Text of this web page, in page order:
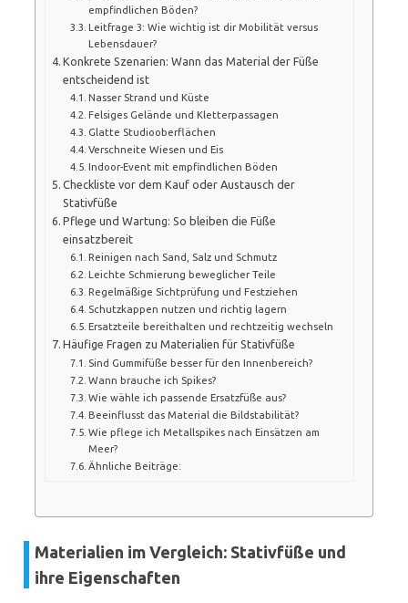
empfindlichen Böden?
Leitfrage 3: Wie wichtig ist dir Mobilität versus
Lebensdauer?
Konkrete Szenarien: Wann das Material der Füße
entscheidend ist
Nasser Strand und Küste
Felsiges Gelände und Kletterpassagen
Glatte Studiooberflächen
Verschneite Wiesen und Eis
Indoor-Event mit empfindlichen Böden
Checkliste vor dem Kauf oder Austausch der
Stativfüße
Pflege und Wartung: So bleiben die Füße
einsatzbereit
Reinigen nach Sand, Salz und Schmutz
Leichte Schmierung beweglicher Teile
Regelmäßige Sichtprüfung und Festziehen
Schutzkappen nutzen und richtig lagern
Ersatzteile bereithalten und rechtzeitig wechseln
Häufige Fragen zu Materialien für Stativfüße
Sind Gummifüße besser für den Innenbereich?
Wann brauche ich Spikes?
Wie wähle ich passende Ersatzfüße aus?
Beeinflusst das Material die Bildstabilität?
Wie pflege ich Metallspikes nach Einsätzen am
Meer?
Ähnliche Beiträge:
Materialien im Vergleich: Stativfüße und
ihre Eigenschaften